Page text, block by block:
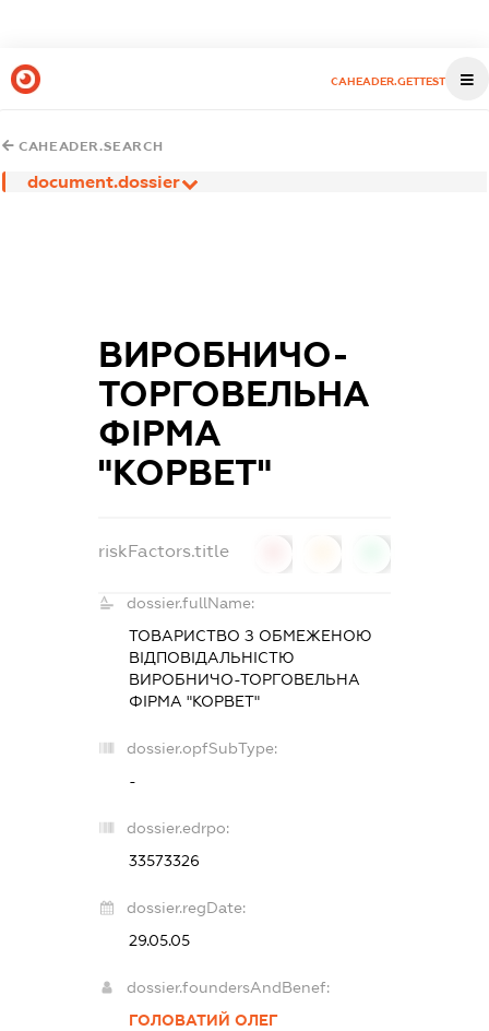
CAHEADER.GETTEST
CAHEADER.SEARCH
document.dossier
ВИРОБНИЧО-
ТОРГОВЕЛЬНА
ФІРМА
"КОРВЕТ"
riskFactors.title
dossier.fullName:
ТОВАРИСТВО З ОБМЕЖЕНОЮ
ВІДПОВІДАЛЬНІСТЮ
ВИРОБНИЧО-ТОРГОВЕЛЬНА
ФІРМА "КОРВЕТ"
dossier.opfSubType:
-
dossier.edrpo:
33573326
dossier.regDate:
29.05.05
dossier.foundersAndBenef:
ГОЛОВАТИЙ ОЛЕГ